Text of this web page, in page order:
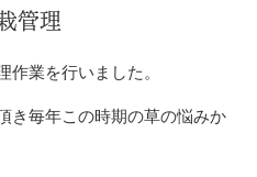
管理
作業を行いました。
き毎年この時期の草の悩みか